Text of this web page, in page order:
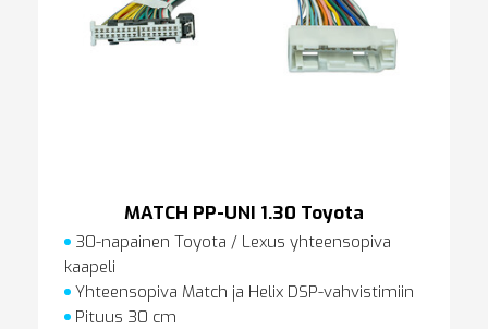
MATCH PP-UNI 1.30 Toyota
30-napainen Toyota / Lexus yhteensopiva
kaapeli
Yhteensopiva Match ja Helix DSP-vahvistimiin
Pituus 30 cm